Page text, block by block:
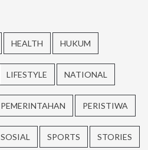
HEALTH HUKUM
LIFESTYLE NATIONAL
PEMERINTAHAN PERISTIWA
SOSIAL SPORTS STORIES